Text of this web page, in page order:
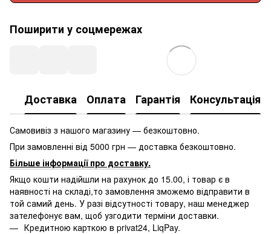
Поширити у соцмережах
Доставка Оплата Гарантія Консультація
Самовивіз з нашого магазину — безкоштовно.
При замовленні від 5000 грн — доставка безкоштовно.
Більше інформації про доставку.
Якщо кошти надійшли на рахунок до 15.00, і товар є в
наявності на складі,то замовлення зможемо відправити в
той самий день. У разі відсутності товару, наш менеджер
зателефонує вам, щоб узгодити терміни доставки.
Кредитною карткою в privat24, LiqPay.